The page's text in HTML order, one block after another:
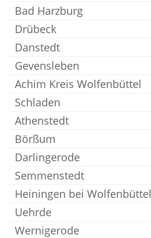
Bad Harzburg
Drübeck
Danstedt
Gevensleben
Achim Kreis Wolfenbüttel
Schladen
Athenstedt
Börßum
Darlingerode
Semmenstedt
Heiningen bei Wolfenbüttel
Uehrde
Wernigerode